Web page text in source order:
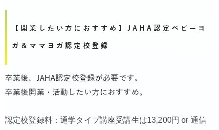
【開業したい方におすすめ】JAHA認定ベビーヨ
ガ＆ママヨガ認定校登録
卒業後、JAHA認定校登録が必要です。
卒業後開業・活動したい方におすすめ。
認定校登録料：通学タイプ講座受講生は13,200円 or 通信